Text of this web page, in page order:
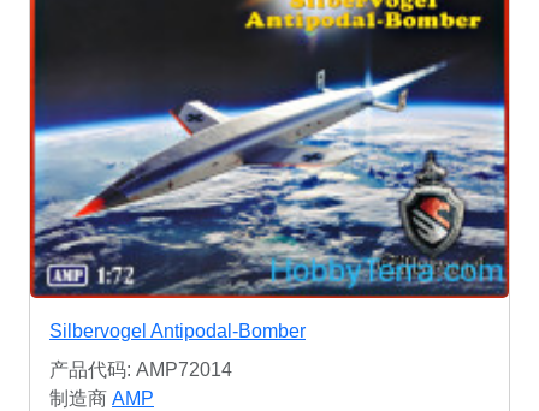
Silbervogel Antipodal-Bomber
产品代码: AMP72014
制造商 AMP